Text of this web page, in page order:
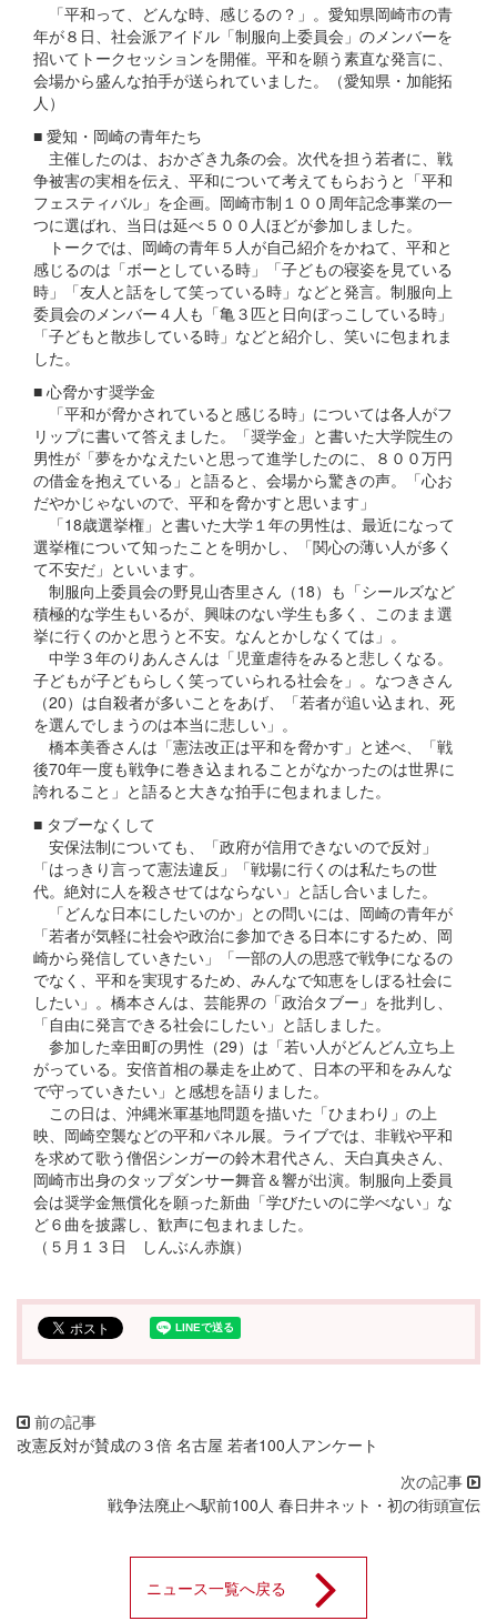
「平和って、どんな時、感じるの？」。愛知県岡崎市の青
年が８日、社会派アイドル「制服向上委員会」のメンバーを
招いてトークセッションを開催。平和を願う素直な発言に、
会場から盛んな拍手が送られていました。（愛知県・加能拓
人）
■ 愛知・岡崎の青年たち
主催したのは、おかざき九条の会。次代を担う若者に、戦
争被害の実相を伝え、平和について考えてもらおうと「平和
フェスティバル」を企画。岡崎市制１００周年記念事業の一
つに選ばれ、当日は延べ５００人ほどが参加しました。
トークでは、岡崎の青年５人が自己紹介をかねて、平和と
感じるのは「ボーとしている時」「子どもの寝姿を見ている
時」「友人と話をして笑っている時」などと発言。制服向上
委員会のメンバー４人も「亀３匹と日向ぼっこしている時」
「子どもと散歩している時」などと紹介し、笑いに包まれま
した。
■ 心脅かす奨学金
「平和が脅かされていると感じる時」については各人がフ
リップに書いて答えました。「奨学金」と書いた大学院生の
男性が「夢をかなえたいと思って進学したのに、８００万円
の借金を抱えている」と語ると、会場から驚きの声。「心お
だやかじゃないので、平和を脅かすと思います」
「18歳選挙権」と書いた大学１年の男性は、最近になって
選挙権について知ったことを明かし、「関心の薄い人が多く
て不安だ」といいます。
制服向上委員会の野見山杏里さん（18）も「シールズなど
積極的な学生もいるが、興味のない学生も多く、このまま選
挙に行くのかと思うと不安。なんとかしなくては」。
中学３年のりあんさんは「児童虐待をみると悲しくなる。
子どもが子どもらしく笑っていられる社会を」。なつきさん
（20）は自殺者が多いことをあげ、「若者が追い込まれ、死
を選んでしまうのは本当に悲しい」。
橋本美香さんは「憲法改正は平和を脅かす」と述べ、「戦
後70年一度も戦争に巻き込まれることがなかったのは世界に
誇れること」と語ると大きな拍手に包まれました。
■ タブーなくして
安保法制についても、「政府が信用できないので反対」
「はっきり言って憲法違反」「戦場に行くのは私たちの世
代。絶対に人を殺させてはならない」と話し合いました。
「どんな日本にしたいのか」との問いには、岡崎の青年が
「若者が気軽に社会や政治に参加できる日本にするため、岡
崎から発信していきたい」「一部の人の思惑で戦争になるの
でなく、平和を実現するため、みんなで知恵をしぼる社会に
したい」。橋本さんは、芸能界の「政治タブー」を批判し、
「自由に発言できる社会にしたい」と話しました。
参加した幸田町の男性（29）は「若い人がどんどん立ち上
がっている。安倍首相の暴走を止めて、日本の平和をみんな
で守っていきたい」と感想を語りました。
この日は、沖縄米軍基地問題を描いた「ひまわり」の上
映、岡崎空襲などの平和パネル展。ライブでは、非戦や平和
を求めて歌う僧侶シンガーの鈴木君代さん、天白真央さん、
岡崎市出身のタップダンサー舞音＆響が出演。制服向上委員
会は奨学金無償化を願った新曲「学びたいのに学べない」な
ど６曲を披露し、歓声に包まれました。
（５月１３日 しんぶん赤旗）
改憲反対が賛成の３倍 名古屋 若者100人アンケート
戦争法廃止へ駅前100人 春日井ネット・初の街頭宣伝
ニュース一覧へ戻る